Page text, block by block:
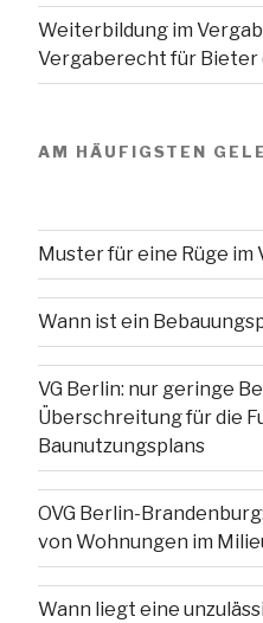
Weiterbildung im
Vergaberecht für Bieter
AM HÄUFIGSTEN
Muster für eine Rüge
Wann ist ein
VG Berlin: nur geringe
Überschreitung für die
Baunutzungsplans
OVG Berlin-
von Wohnungen im
Wann liegt eine